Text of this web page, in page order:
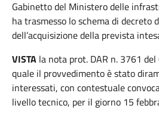
Gabinetto del Ministero delle
ha trasmesso lo schema di
dell’acquisizione della prevista
VISTA la nota prot. DAR n. 3761
quale il provvedimento è stato
interessati, con contestuale
livello tecnico, per il giorno 15